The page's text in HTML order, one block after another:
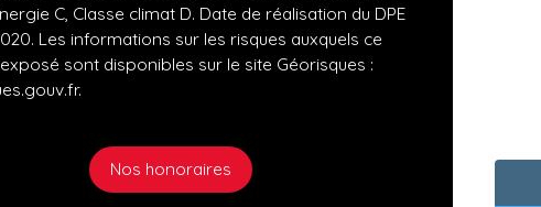
C, Classe climat D. Date de réalisation du DPE
Les informations sur les risques auxquels ce
sont disponibles sur le site Géorisques :
Nos honoraires